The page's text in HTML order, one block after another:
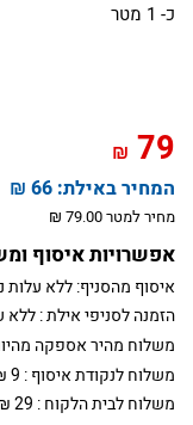
כ- 1 מטר
₪
79
₪
המחיר באילת: 66 ₪
מחיר למטר 79.00 ₪
אפשרויות איסוף
איסוף מהסניף:ללא עלות
הזמנה לסניפי אילת :ללא
משלוח מהיר אספקה
משלוח לנקודת איסוף : 9
משלוח לבית הלקוח : 29